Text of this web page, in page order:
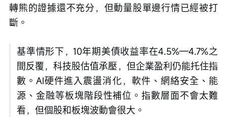
轉熊的證據還不充分，但動量股單邊行情已經被打
斷。
基準情形下，10年期美債收益率在4.5%—4.7%之
間反覆，科技股估值承壓，但企業盈利仍能托住指
數。AI硬件進入震盪消化，軟件、網絡安全、能
源、金融等板塊階段性補位。指數層面不會太難
看，但個股和板塊波動會很大。